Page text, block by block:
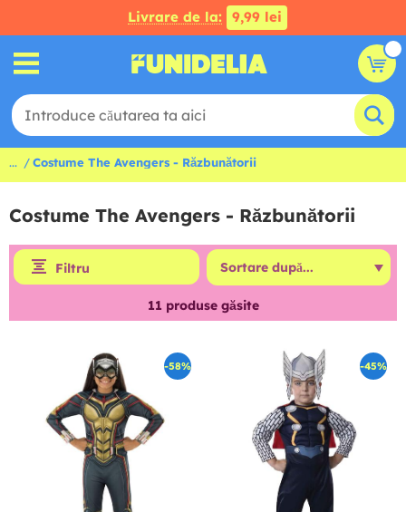
Livrare de la: 9,99 lei
... Costume The Avengers - Răzbunătorii
Costume The Avengers - Răzbunătorii
Filtru
11 produse găsite
-58% -45%